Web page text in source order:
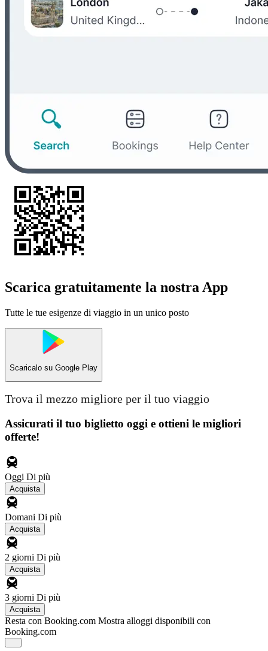
Scarica gratuitamente la nostra App
Tutte le tue esigenze di viaggio in un unico posto
Scaricalo su Google Play
Trova il mezzo migliore per il tuo viaggio
Assicurati il ​​tuo biglietto oggi e ottieni le migliori
offerte!
Oggi Di più
Acquista
Domani Di più
Acquista
2 giorni Di più
Acquista
3 giorni Di più
Acquista
Resta con Booking.com Mostra alloggi disponibili con
Booking.com